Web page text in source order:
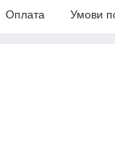
Оплата Умови